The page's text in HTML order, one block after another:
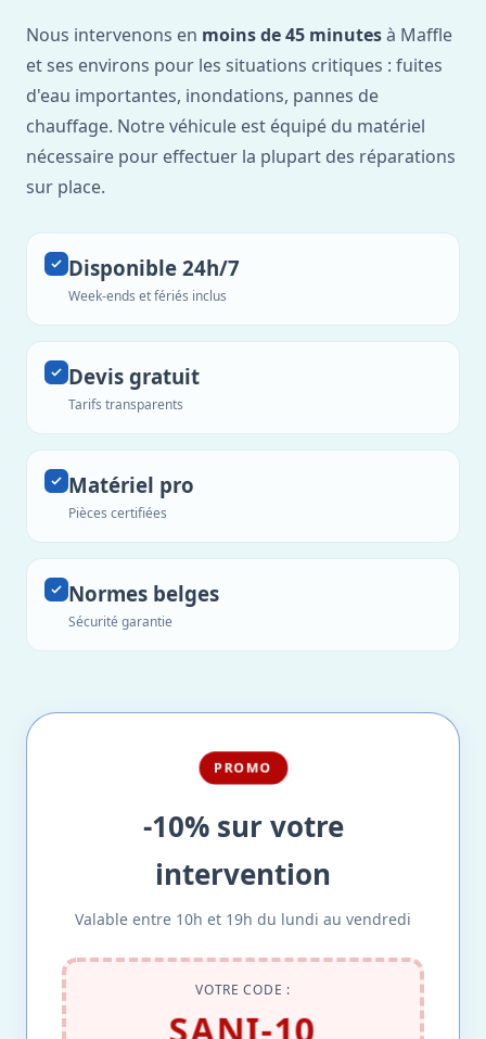
Nous intervenons en moins de 45 minutesà Maffle
et ses environs pour les situations critiques : fuites
d'eau importantes, inondations, pannes de
chauffage. Notre véhicule est équipé du matériel
nécessaire pour effectuer la plupart des réparations
sur place.
Disponible 24h/7
Week-ends et fériés inclus
Devis gratuit
Tarifs transparents
Matériel pro
Pièces certifiées
Normes belges
Sécurité garantie
PROMO
-10% sur votre
intervention
Valable entre 10h et 19h du lundi au vendredi
VOTRE CODE :